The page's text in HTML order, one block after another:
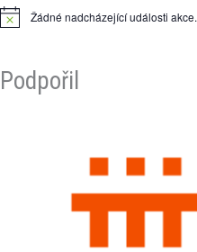
N
c
Žádné nadcházející události akce.
Podpořil